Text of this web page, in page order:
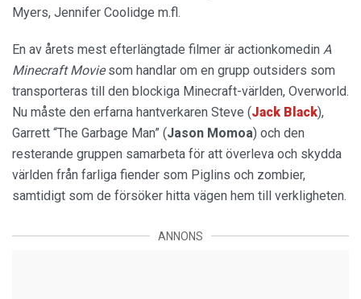
Myers, Jennifer Coolidge m.fl.
En av årets mest efterlängtade filmer är actionkomedin A
Minecraft Moviesom handlar om en grupp outsiders som
transporteras till den blockiga Minecraft-världen, Overworld.
Nu måste den erfarna hantverkaren Steve (Jack Black),
Garrett “The Garbage Man” (Jason Momoa) och den
resterande gruppen samarbeta för att överleva och skydda
världen från farliga fiender som Piglins och zombier,
samtidigt som de försöker hitta vägen hem till verkligheten.
ANNONS